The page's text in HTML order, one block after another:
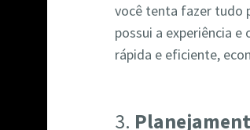
você tenta fazer tudo
possui a experiência
rápida e eficiente,
3.